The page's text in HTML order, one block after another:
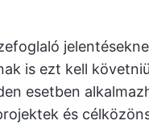
is ezt kell
esetben
és